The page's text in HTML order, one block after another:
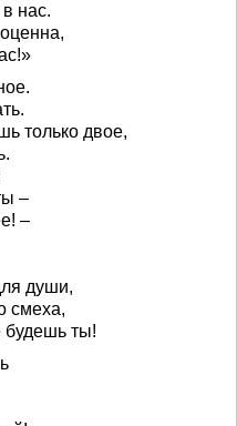
нас.
только двое,
–
–
души,
смеха,
будешь ты!